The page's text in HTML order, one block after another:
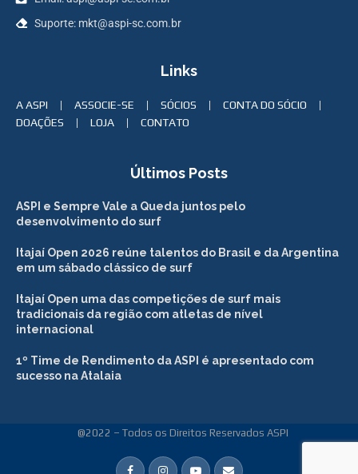
Suporte: mkt@aspi-sc.com.br
Links
A ASPI ASSOCIE-SE SÓCIOS
CONTA DO SÓCIO
DOAÇÕES
LOJA CONTATO
Últimos Posts
ASPI e Sempre Vale a Queda juntos pelo
desenvolvimento do surf
Itajaí Open 2026 reúne talentos do Brasil e da Argentina
em um sábado clássico de surf
Itajaí Open uma das competições de surf mais
tradicionais da região com atletas de nível
internacional
1º Time de Rendimento da ASPI é apresentado com
sucesso na Atalaia
@2022 – Todos os Direitos Reservados ASPI